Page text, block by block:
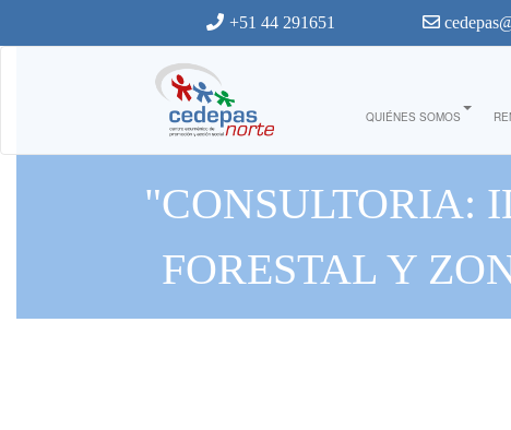
+51 44 291651
QUIÉNES SOMOS
"CONSULTORIA:
FORESTAL Y